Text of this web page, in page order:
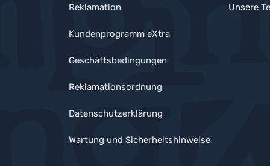
Reklamation
Kundenprogramm eXtra
Geschäftsbedingungen
Reklamationsordnung
Datenschutzerklärung
Wartung und Sicherheitshinweise
Unsere